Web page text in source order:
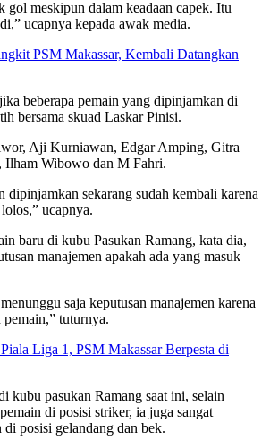
gol meskipun dalam keadaan capek. Itu
ucapnya kepada awak media.
PSM Makassar, Kembali Datangkan
beberapa pemain yang dipinjamkan di
bersama skuad Laskar Pinisi.
Aji Kurniawan, Edgar Amping, Gitra
Ilham Wibowo dan M Fahri.
dipinjamkan sekarang sudah kembali karena
ucapnya.
baru di kubu Pasukan Ramang, kata dia,
manajemen apakah ada yang masuk
saja keputusan manajemen karena
pemain,” tuturnya.
Liga 1, PSM Makassar Berpesta di
kubu pasukan Ramang saat ini, selain
di posisi striker, ia juga sangat
posisi gelandang dan bek.